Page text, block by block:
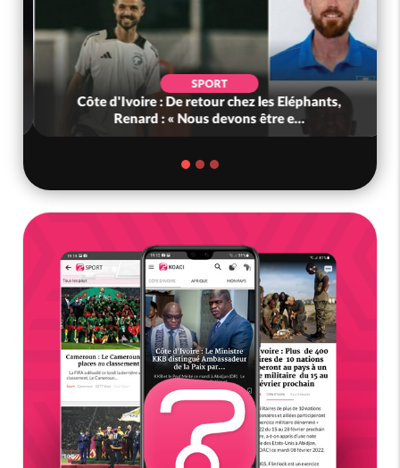
POLITIQUE
Côte d'Ivoire : 66e anniversaire de
l'Indépendance, les Forces de Défense e...